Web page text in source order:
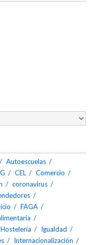
Autoescuelas
CEL
Comercio
coronavirus
FAGA
Hostelería
Igualdad
Internacionalización